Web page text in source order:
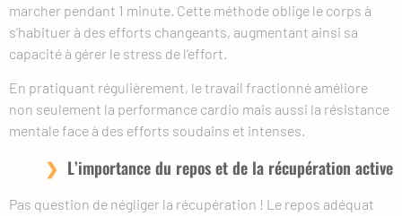
marcher pendant 1 minute. Cette méthode oblige le corps à
s’habituer à des efforts changeants, augmentant ainsi sa
capacité à gérer le stress de l’effort.
En pratiquant régulièrement, le travail fractionné améliore
non seulement la performance cardio mais aussi la résistance
mentale face à des efforts soudains et intenses.
L’importance du repos et de la récupération active
Pas question de négliger la récupération ! Le repos adéquat